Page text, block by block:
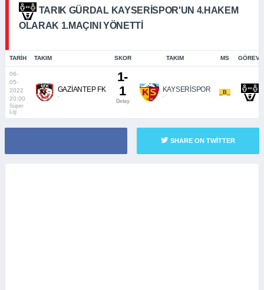
TARIK GÜRDAL KAYSERISPOR'UN 4.HAKEM
OLARAK 1.MAÇINI YÖNETTI
TARIH TAKIM SKOR TAKIM MS GÖREVI
06-
05-
2022
20:00
Süper
Lig
GAZİANTEP FK
-
1-
1
Detay
KAYSERİSPOR
-
_B_
SHARE ON TWITTER